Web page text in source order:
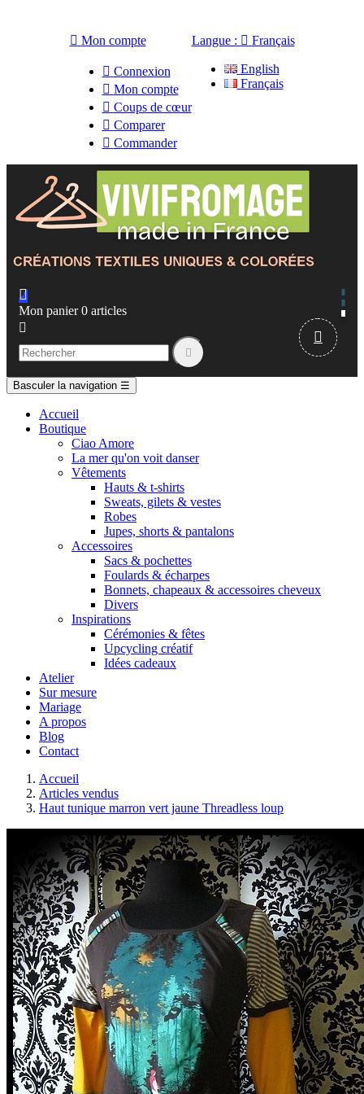
 Mon compte
 Connexion
 Mon compte
 Coups de cœur
 Comparer
 Commander
Langue :  Français
English
Français

Mon panier 0 articles



Basculer la navigation ☰
Accueil
Boutique
Ciao Amore
La mer qu'on voit danser
Vêtements
Hauts & t-shirts
Sweats, gilets & vestes
Robes
Jupes, shorts & pantalons
Accessoires
Sacs & pochettes
Foulards & écharpes
Bonnets, chapeaux & accessoires cheveux
Divers
Inspirations
Cérémonies & fêtes
Upcycling créatif
Idées cadeaux
Atelier
Sur mesure
Mariage
A propos
Blog
Contact
Accueil
Articles vendus
Haut tunique marron vert jaune Threadless loup